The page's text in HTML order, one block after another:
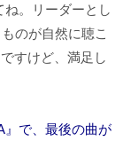
。リーダーとし
のが自然に聴こ
すけど、満足し
で、最後の曲が